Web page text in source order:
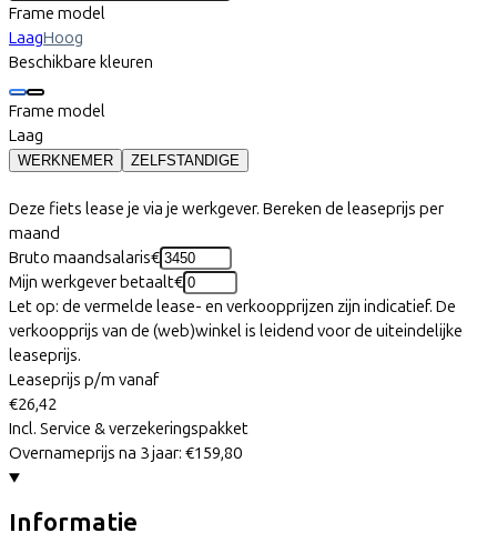
Frame model
LaagHoog
Beschikbare kleuren
Frame model
Laag
WERKNEMER ZELFSTANDIGE
Deze fiets lease je via je werkgever. Bereken de leaseprijs per
maand
Bruto maandsalaris€
Mijn werkgever betaalt€
Let op: de vermelde lease- en verkoopprijzen zijn indicatief. De
verkoopprijs van de (web)winkel is leidend voor de uiteindelijke
leaseprijs.
Leaseprijs p/m vanaf
€26,42
Incl. Service & verzekeringspakket
Overnameprijs na 3 jaar: €159,80
Informatie